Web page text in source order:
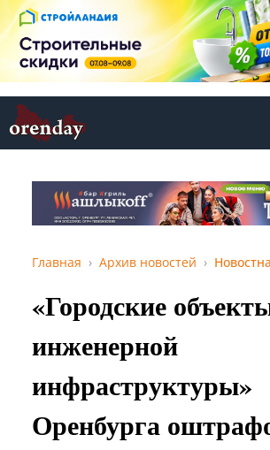
Главная Архив новостей
«Городские
инженерной
инфраструктуры»
Оренбурга